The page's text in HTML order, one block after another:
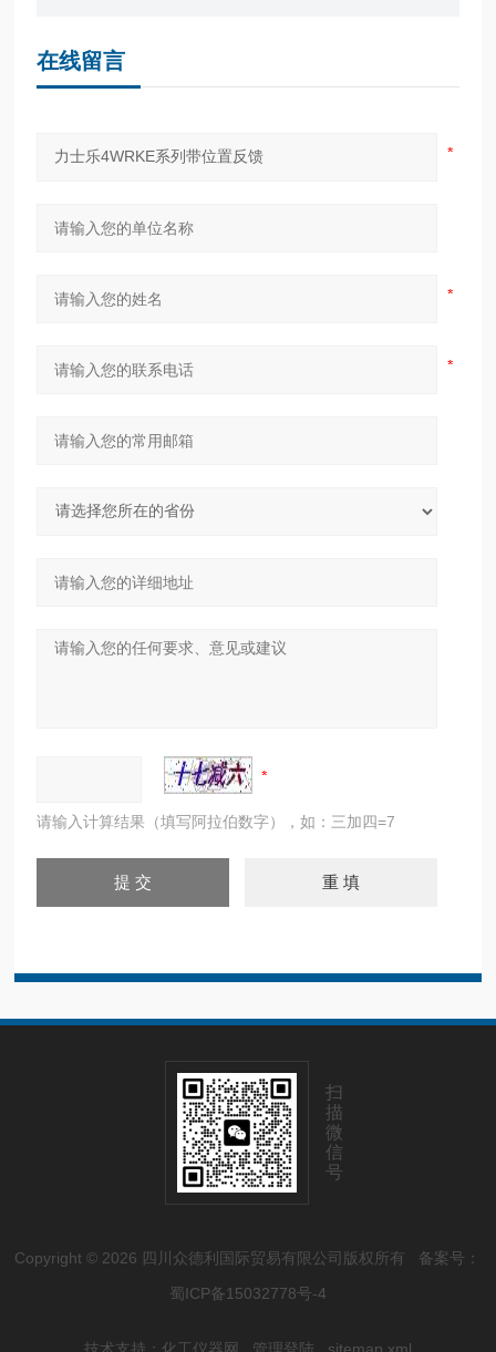
在线留言
请输入计算结果（填写阿拉伯数字），如：三加四=7
扫
描
微
信
号
Copyright © 2026 四川众德利国际贸易有限公司版权所有 备案号：
蜀ICP备15032778号-4